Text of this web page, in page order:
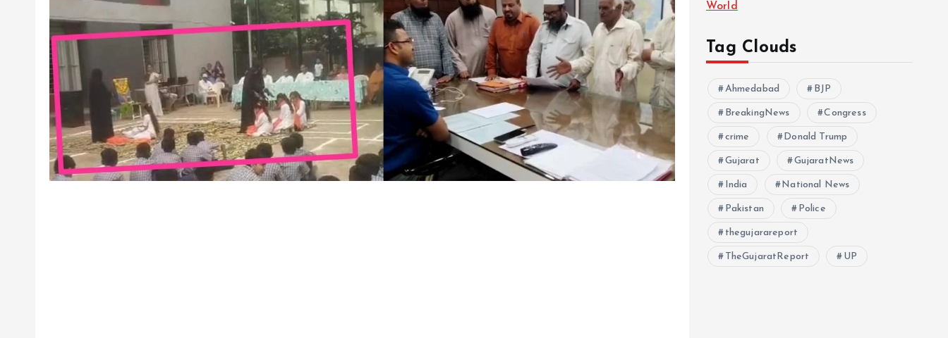
World
Tag Clouds
Ahmedabad BJP
BreakingNews Congress
crime Donald Trump
Gujarat GujaratNews
India National News
Pakistan Police
thegujarareport
TheGujaratReport UP